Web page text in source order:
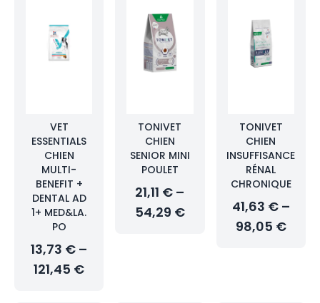
VET
ESSENTIALS
CHIEN
MULTI-
BENEFIT +
DENTAL AD
1+ MED&LA.
PO
13,73 € –
121,45 €
TONIVET
CHIEN
SENIOR MINI
POULET
21,11 € –
54,29 €
TONIVET
CHIEN
INSUFFISANCE
RÉNAL
CHRONIQUE
41,63 € –
98,05 €